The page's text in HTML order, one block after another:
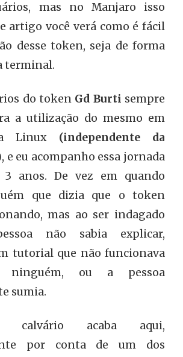
mas no Manjaro isso
artigo você verá como é fácil
desse token, seja de forma
terminal.
do token Gd Burti sempre
a utilização do mesmo em
Linux (independente da
, e eu acompanho essa jornada
anos. De vez em quando
que dizia que o token
mas ao ser indagado
não sabia explicar,
tutorial que não funcionava
ninguém, ou a pessoa
sumia.
calvário acaba aqui,
por conta de um dos